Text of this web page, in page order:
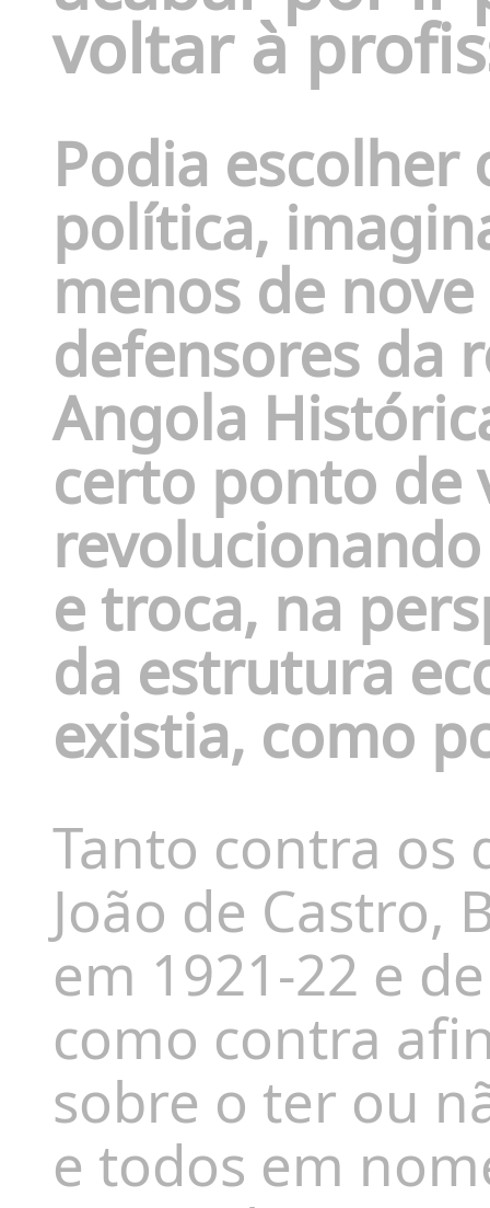
voltarà
Podia
política,
menos de
defensores da
Angola
certo ponto
e troca, na
da estrutura
existia, como
Tanto contra os
João de Castro,
em 1921-22 e
como contra
sobre o ter ou
e todos em